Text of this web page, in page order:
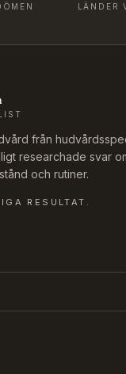
LÄNDER
från
researchade svar
och rutiner.
RESULTAT.